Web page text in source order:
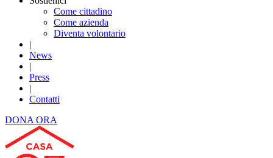
Come cittadino
Come azienda
Diventa volontario
|
News
|
Press
|
Contatti
DONA ORA